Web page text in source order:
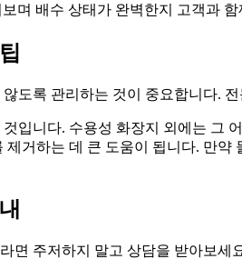
며 배수 상태가 완벽한지 고객과
도록 관리하는 것이 중요합니다.
입니다. 수용성 화장지 외에는 그
거하는 데 큰 도움이 됩니다. 만
면 주저하지 말고 상담을 받아보